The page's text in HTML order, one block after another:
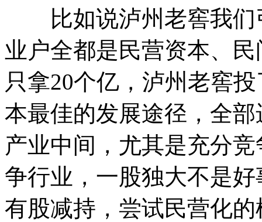
比如说泸州老窖我们
业户全都是民营资本、
只拿20个亿，泸州老窖
本最佳的发展途径，全
产业中间，尤其是充分
争行业，一股独大不是
有股减持，尝试民营化